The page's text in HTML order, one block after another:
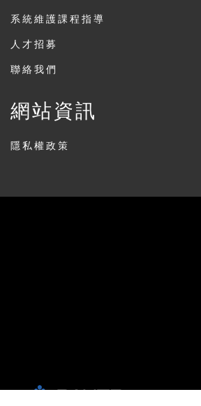
系統維護課程指導
人才招募
聯絡我們
網站資訊
隱私權政策